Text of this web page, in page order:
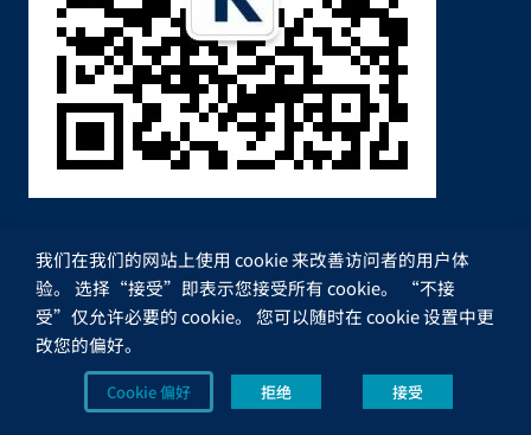
版权所有 Brandt Group Oy |皖ICP备12016066号-1
私政策|Cookies
我们在我们的网站上使用 cookie 来改善访问者的用户体
验。 选择“接受”即表示您接受所有 cookie。 “不接
受”仅允许必要的 cookie。 您可以随时在 cookie 设置中更
改您的偏好。
Cookie 偏好 拒绝 接受